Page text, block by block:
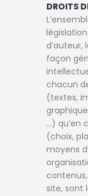
DROITS
d’auteur,
façon
chacun
(textes,
…) qu’en
(choix,
moyens
site, sont